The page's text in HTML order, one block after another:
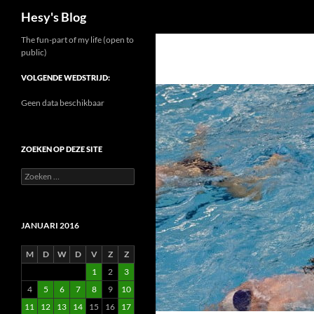
Hesy's Blog
The fun-part of my life (open to
public)
VOLGENDE WEDSTRIJD:
Geen data beschikbaar
ZOEKEN OP DEZE SITE
Zoeken
naar:
JANUARI 2016
M D W D V Z
Z
1
2
3
4
5 6 7 8 9
10
11
12 13 14 15 16
17